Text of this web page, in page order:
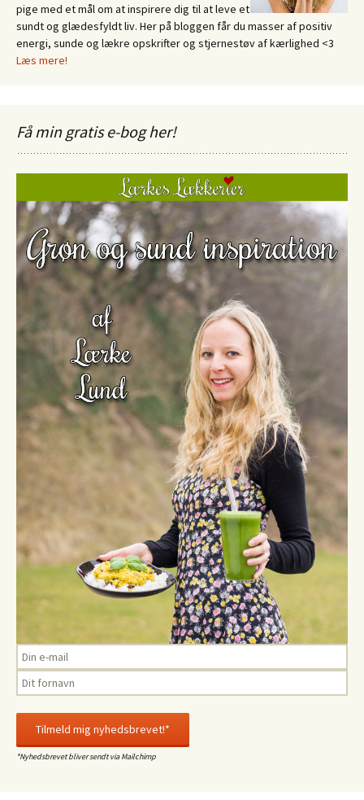
pige med et mål om at inspirere dig til at leve et
sundt og glædesfyldt liv. Her på bloggen får du masser af positiv
energi, sunde og lækre opskrifter og stjernestøv af kærlighed <3
Læs mere!
Få min gratis e-bog her!
*Nyhedsbrevet bliver sendt via Mailchimp